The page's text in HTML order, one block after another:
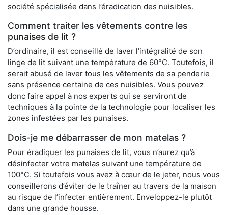
société spécialisée dans l’éradication des nuisibles.
Comment traiter les vêtements contre les
punaises de lit ?
D’ordinaire, il est conseillé de laver l’intégralité de son
linge de lit suivant une température de 60°C. Toutefois, il
serait abusé de laver tous les vêtements de sa penderie
sans présence certaine de ces nuisibles. Vous pouvez
donc faire appel à nos experts qui se serviront de
techniques à la pointe de la technologie pour localiser les
zones infestées par les punaises.
Dois-je me débarrasser de mon matelas ?
Pour éradiquer les punaises de lit, vous n’aurez qu’à
désinfecter votre matelas suivant une température de
100°C. Si toutefois vous avez à cœur de le jeter, nous vous
conseillerons d’éviter de le traîner au travers de la maison
au risque de l’infecter entièrement. Enveloppez-le plutôt
dans une grande housse.